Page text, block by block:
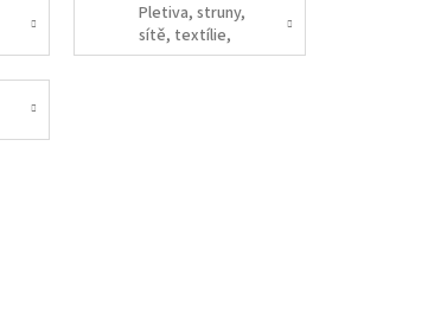
Pletiva, struny,
sítě, textílie,
vázací dráty a